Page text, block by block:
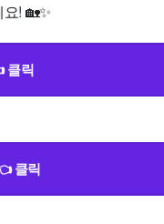
! 🏡✨
클릭
클릭